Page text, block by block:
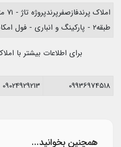
املاک پرندفازصفرپرندپروژه تاژ - ۷۱ متر - تکخواب
طبقه۲ - پارکینگ و انباری - فول امکانات
برای اطلاعات بیشتر با
09936974518
09024929213
همچنین بخوانید...